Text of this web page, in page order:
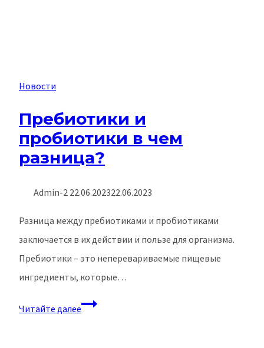
Новости
Пребиотики и
пробиотики в чем
разница?
Admin-2 22.06.202322.06.2023
Разница между пребиотиками и пробиотиками
заключается в их действии и пользе для организма.
Пребиотики – это неперевариваемые пищевые
ингредиенты, которые…
Читайте далееПребиотики